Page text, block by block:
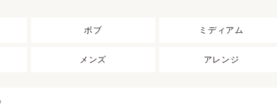
ボブ ミディアム
メンズ アレンジ